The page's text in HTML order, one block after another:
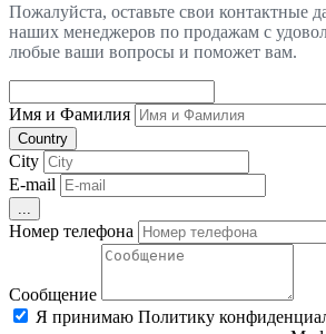
Пожалуйста, оставьте свои контактные
наших менеджеров по продажам с
любые ваши вопросы и поможет вам.
Имя и Фамилия
Country
City
E-mail
Номер телефона
Сообщение
Я принимаю Политику